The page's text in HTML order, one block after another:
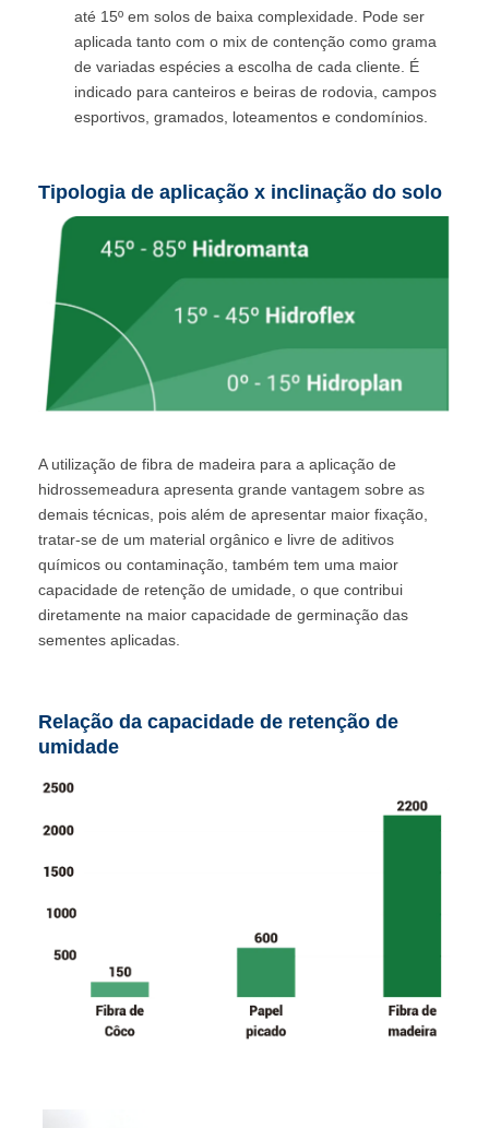
até 15º em solos de baixa complexidade. Pode ser
aplicada tanto com o mix de contenção como grama
de variadas espécies a escolha de cada cliente. É
indicado para canteiros e beiras de rodovia, campos
esportivos, gramados, loteamentos e condomínios.
Tipologia de aplicação x inclinação do solo
A utilização de fibra de madeira para a aplicação de
hidrossemeadura apresenta grande vantagem sobre as
demais técnicas, pois além de apresentar maior fixação,
tratar-se de um material orgânico e livre de aditivos
químicos ou contaminação, também tem uma maior
capacidade de retenção de umidade, o que contribui
diretamente na maior capacidade de germinação das
sementes aplicadas.
Relação da capacidade de retenção de
umidade